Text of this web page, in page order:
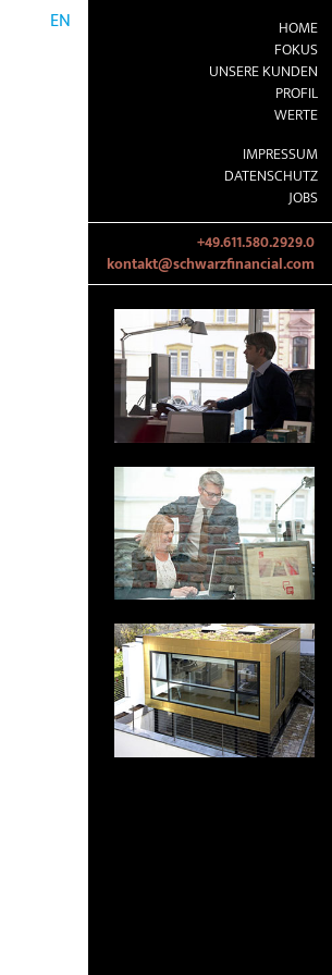
EN
HOME
FOKUS
UNSERE KUNDEN
PROFIL
WERTE
IMPRESSUM
DATENSCHUTZ
JOBS
+49.611.580.2929.0
kontakt@schwarzfinancial.com